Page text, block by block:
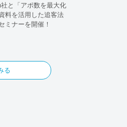
と「アポ数を最大化
料を活用した追客法
ミナーを開催！
る